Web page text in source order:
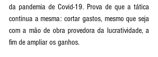
da pandemia de Covid-19. Prova de que a tática
continua a mesma: cortar gastos, mesmo que seja
com a mão de obra provedora da lucratividade, a
fim de ampliar os ganhos.